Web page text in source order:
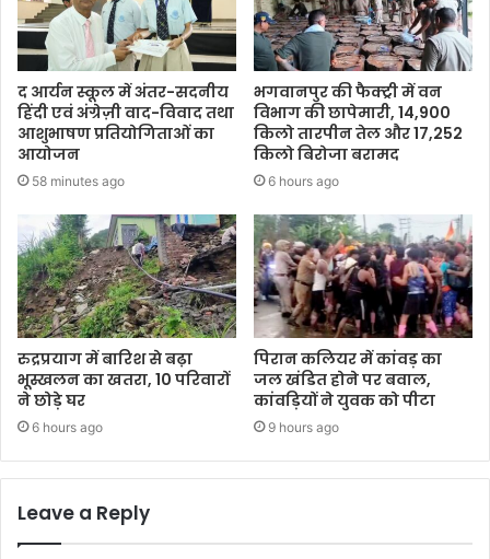
द आर्यन स्कूल में अंतर-सदनीय
हिंदी एवं अंग्रेज़ी वाद-विवाद तथा
आशुभाषण प्रतियोगिताओं का
आयोजन
58 minutes ago
भगवानपुर की फैक्ट्री में वन
विभाग की छापेमारी, 14,900
किलो तारपीन तेल और 17,252
किलो बिरोजा बरामद
6 hours ago
रुद्रप्रयाग में बारिश से बढ़ा
भूस्खलन का खतरा, 10 परिवारों
ने छोड़े घर
6 hours ago
पिरान कलियर में कांवड़ का
जल खंडित होने पर बवाल,
कांवड़ियों ने युवक को पीटा
9 hours ago
Leave a Reply